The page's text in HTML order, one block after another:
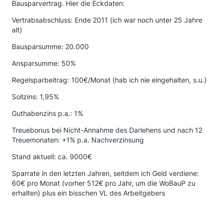
Bausparvertrag. Hier die Eckdaten:
Vertrabsabschluss: Ende 2011 (ich war noch unter 25 Jahre
alt)
Bausparsumme: 20.000
Ansparsumme: 50%
Regelsparbeitrag: 100€/Monat (hab ich nie eingehalten, s.u.)
Sollzins: 1,95%
Guthabenzins p.a.: 1%
Treuebonus bei Nicht-Annahme des Darlehens und nach 12
Treuemonaten: +1% p.a. Nachverzinsung
Stand aktuell: ca. 9000€
Sparrate in den letzten Jahren, seitdem ich Geld verdiene:
60€ pro Monat (vorher 512€ pro Jahr, um die WoBauP zu
erhalten) plus ein bisschen VL des Arbeitgebers